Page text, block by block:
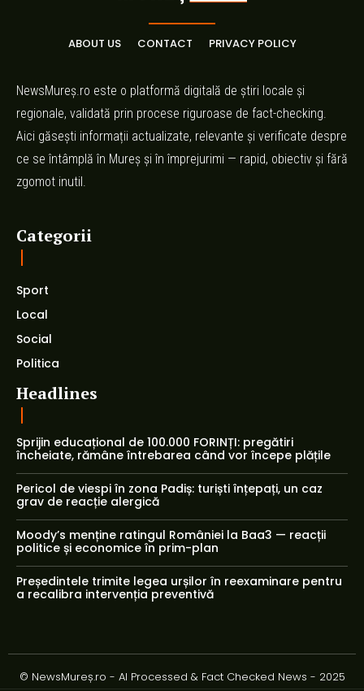
ABOUT US CONTACT PRIVACY POLICY
NewsMureș.ro este o platformă digitală de știri locale și
regionale, validată prin procese riguroase de fact-checking.
Aici găsești informații actualizate, relevante și verificate despre
ce se întâmplă în Mureș și în împrejurimi — rapid, obiectiv și fără
zgomot inutil.
Categorii
Sport
Local
Social
Politica
Headlines
Sprijin educațional de 100.000 FORINȚI: pregătiri
încheiate, rămâne întrebarea când vor începe plățile
Pericol de viespi în zona Padiș: turiști înțepați, un caz
grav de reacție alergică
Moody’s menține ratingul României la Baa3 — reacții
politice și economice în prim-plan
Președintele trimite legea urșilor în reexaminare pentru
a recalibra intervenția preventivă
© NewsMureș.ro - AI Processed & Fact Checked News - 2025